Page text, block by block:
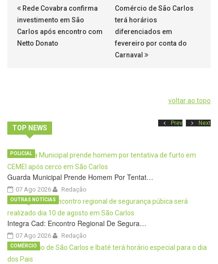
Rede Covabra confirma
investimento em São
Carlos após encontro com
Netto Donato
Comércio de São Carlos
terá horários
diferenciados em
fevereiro por conta do
Carnaval
voltar ao topo
TOP NEWS
Prev Next
Guarda Municipal Prende Homem Por Tentat…
07 Ago 2026
POLICIAL
Redação
Integra Cad: Encontro Regional De Segura…
07 Ago 2026
OUTRAS NOTÍCIAS
Redação
COMÉRCIO